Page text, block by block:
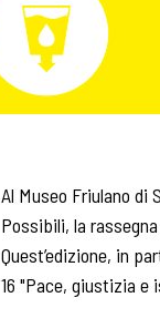
Al Museo Friulano
Possibili, la
Quest’edizione, in
16 "Pace, giustizia e